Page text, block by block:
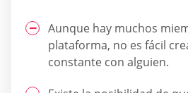
Aunque hay muchos
plataforma, no es fácil
constante con alguien.